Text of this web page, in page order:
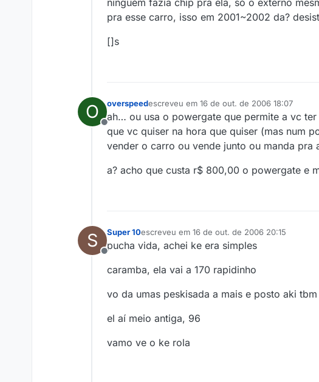
ninguém fazia chip pra ela, só o externo
pra esse carro, isso em 2001~2002 da?
[]s
O
Offline
overspeedescreveu em 16 de out. de 2006 18:07
última edição por
ah… ou usa o powergate que permite a vc
que vc quiser na hora que quiser (mas num
vender o carro ou vende junto ou manda pra
a? acho que custa r$ 800,00 o powergate e
S
Offline
Super 10escreveu em 16 de out. de 2006 20:15
última edição por
pucha vida, achei ke era simples
caramba, ela vai a 170 rapidinho
vo da umas peskisada a mais e posto aki tbm
el aí meio antiga, 96
vamo ve o ke rola